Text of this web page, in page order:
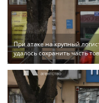
При атаке на крупный
удалось сохранить часть